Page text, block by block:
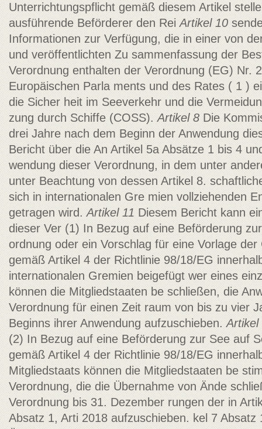
Unterrichtungspflicht gemäß diesem Artikel
ausführende Beförderer den Rei­ Artikel 10
Informationen zur Verfügung, die in einer von
und veröffentlichten Zu­ sammenfassung der
Verordnung enthalten der Verordnung (EG) Nr.
Europäischen Parla­ ments und des Rates ( 1 )
die Sicher­ heit im Seeverkehr und die
zung durch Schiffe (COSS).Artikel 8 Die
drei Jahre nach dem Beginn der Anwendung
Bericht über die An­ Artikel 5a Absätze 1 bis 4
wendung dieser Verordnung, in dem unter
unter Beachtung von dessen Artikel 8.
sich in internationalen Gre­ mien vollziehenden
getragen wird. Artikel 11 Diesem Bericht kann
dieser Ver­ (1) In Bezug auf eine Beförderung
ordnung oder ein Vorschlag für eine Vorlage
gemäß Artikel 4 der Richtlinie 98/18/EG
internationalen Gremien beigefügt wer­ eines
können die Mitgliedstaaten be­ schließen, die
Verordnung für einen Zeit­ raum von bis zu vier
Beginns ihrer Anwendung aufzuschieben.Artikel
(2) In Bezug auf eine Beförderung zur See auf
gemäß Artikel 4 der Richtlinie 98/18/EG
Mitgliedstaats können die Mitgliedstaaten be­
Verordnung, die die Übernahme von Ände­
Verordnung bis 31. Dezember rungen der in
Absatz 1, Arti­ 2018 aufzuschieben. kel 7 Absatz